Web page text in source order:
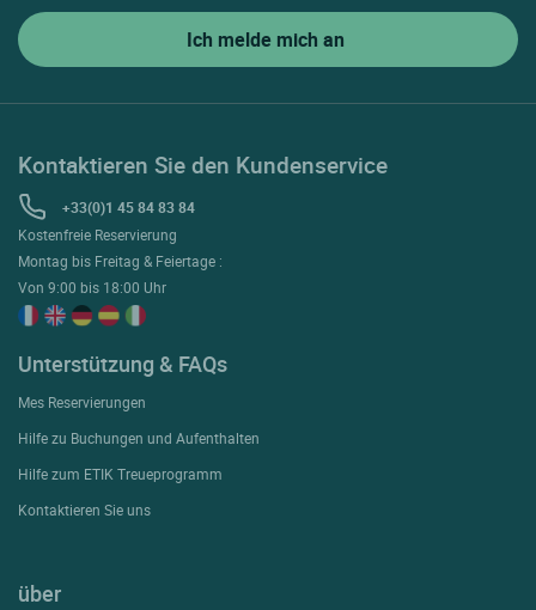
Kontaktieren Sie den Kundenservice
+33(0)1 45 84 83 84
Kostenfreie Reservierung
Montag bis Freitag & Feiertage :
Von 9:00 bis 18:00 Uhr
Unterstützung & FAQs
Mes Reservierungen
Hilfe zu Buchungen und Aufenthalten
Hilfe zum ETIK Treueprogramm
Kontaktieren Sie uns
über